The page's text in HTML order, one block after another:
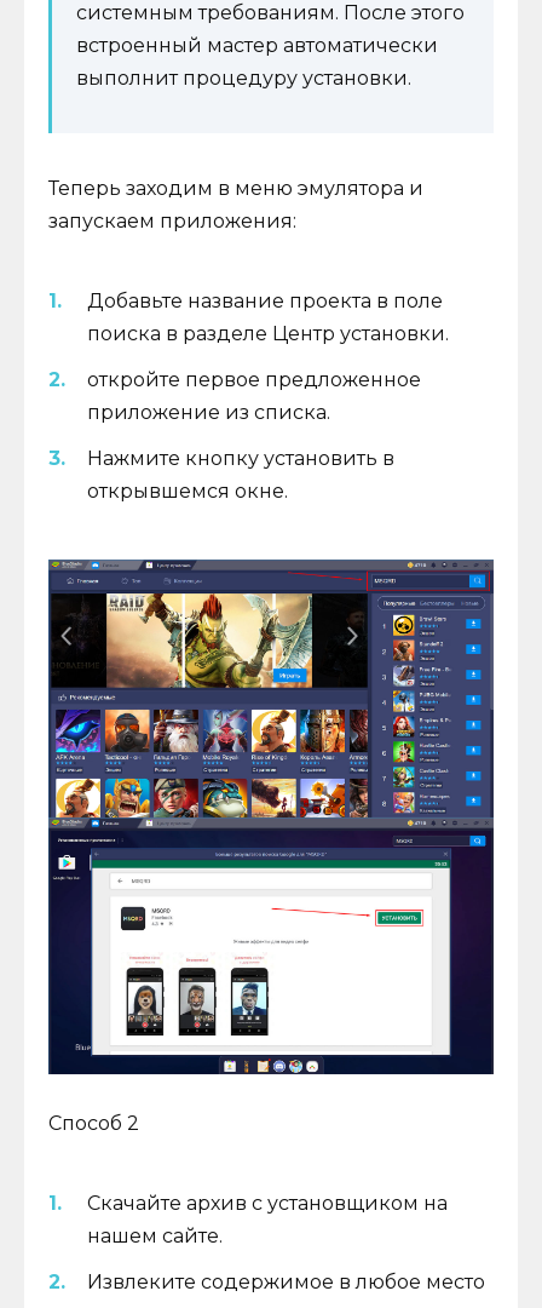
системным требованиям. После этого
встроенный мастер автоматически
выполнит процедуру установки.
Теперь заходим в меню эмулятора и
запускаем приложения:
Добавьте название проекта в поле
поиска в разделе Центр установки.
откройте первое предложенное
приложение из списка.
Нажмите кнопку установить в
открывшемся окне.
Способ 2
Скачайте архив с установщиком на
нашем сайте.
Извлеките содержимое в любое место